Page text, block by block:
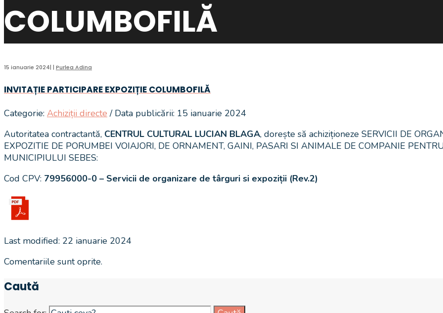
COLUMBOFILĂ
15 ianuarie 2024| | Purlea Adina
INVITAȚIE PARTICIPARE EXPOZIȚIE COLUMBOFILĂ
Categorie: Achiziții directe / Data publicării: 15 ianuarie 2024
Autoritatea contractantă, CENTRUL CULTURAL LUCIAN BLAGA, dorește să achiziționeze SERVICII DE
EXPOZITIE DE PORUMBEI VOIAJORI, DE ORNAMENT, GAINI, PASARI SI ANIMALE DE COMPANIE
MUNICIPIULUI SEBES:
Cod CPV: 79956000-0 – Servicii de organizare de târguri si expoziții (Rev.2)
Last modified: 22 ianuarie 2024
Comentariile sunt oprite.
Caută